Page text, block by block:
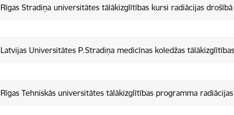
Rīgas Stradiņa universitātes tālākizglītības kursi radiācijas
Latvijas Universitātes P.Stradiņa medicīnas koledžas
Rīgas Tehniskās universitātes tālākizglītības programma